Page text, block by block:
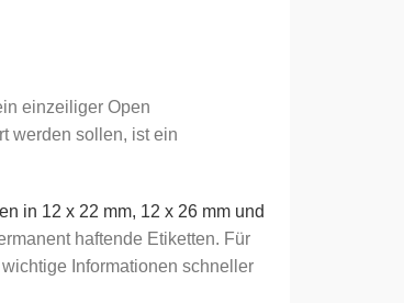
einzeiliger Open
werden sollen, ist ein
in 12 x 22 mm, 12 x 26 mm und
haftende Etiketten. Für
Informationen schneller